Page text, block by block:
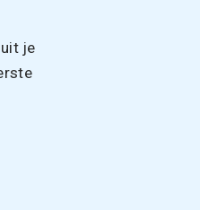
je